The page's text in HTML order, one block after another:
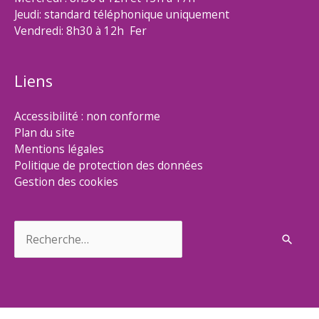
Jeudi: standard téléphonique uniquement
Vendredi: 8h30 à 12h Fer
Liens
Accessibilité : non conforme
Plan du site
Mentions légales
Politique de protection des données
Gestion des cookies